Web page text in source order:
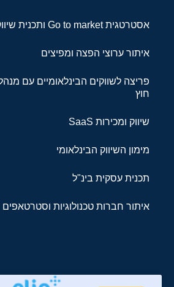
אסטרטגית Go to market ותכנית שיווק בינלאומית
איתור ערוצי הפצה ומפיצים
פריצה לשווקים הבינלאומיים עם
חוץ
שיווק ומכירות SaaS
מימון השיווק הבינלאומי
תכנית עסקית בינ"ל
איתור חברות טכנולוגיות